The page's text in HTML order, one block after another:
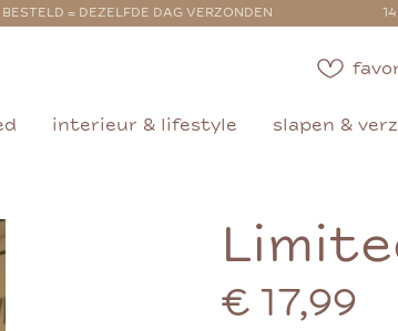
= DEZELFDE DAG VERZONDEN
interieur & lifestyle slapen &
€ 17,99